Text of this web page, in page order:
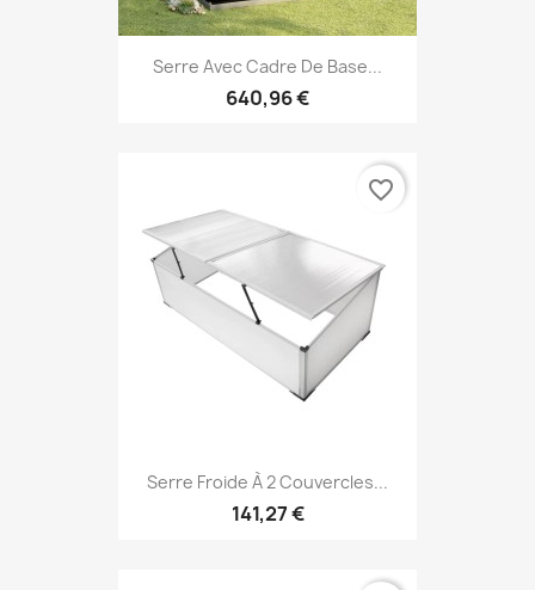
Serre Avec Cadre De Base...
640,96 €
Serre Froide À 2 Couvercles...
141,27 €
favorite_border